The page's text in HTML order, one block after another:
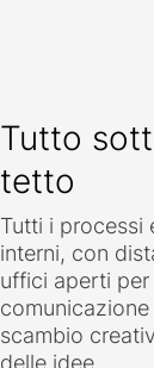
Tutto
tetto
Tutti i processi
interni, con
uffici aperti per
scambio
delle idee.